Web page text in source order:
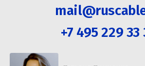
+7 495 229 33